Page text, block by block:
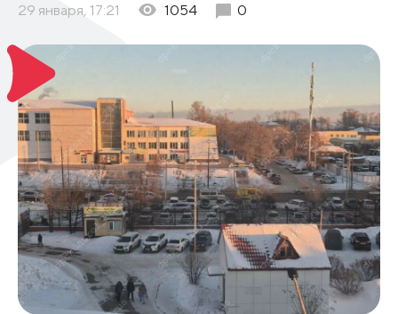
29 января, 17:21 1054 0